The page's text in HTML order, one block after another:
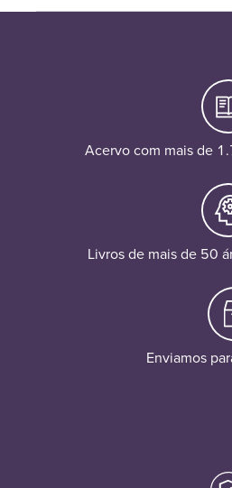
Acervo com mais de
Livros de mais de 50
Enviamos